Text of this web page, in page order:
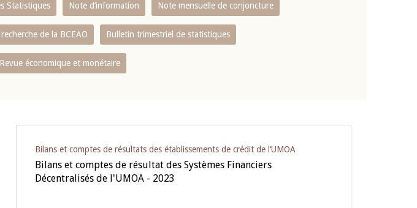
Statistiques Note d’information Note mensuelle de conjoncture
de la BCEAO Bulletin trimestriel de statistiques
Revue économique et monétaire
Bilans et comptes de résultats des établissements de crédit de l‘UMOA
Bilans et comptes de résultat des Systèmes Financiers
Décentralisés de l'UMOA - 2023